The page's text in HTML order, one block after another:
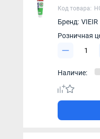
Код товара:
Бренд: VIEIR
Розничная
Наличие: